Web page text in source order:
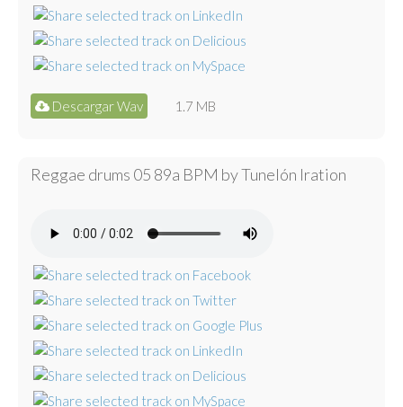
Descargar Wav 1.7 MB
Reggae drums 05 89a BPM by Tunelón Iration